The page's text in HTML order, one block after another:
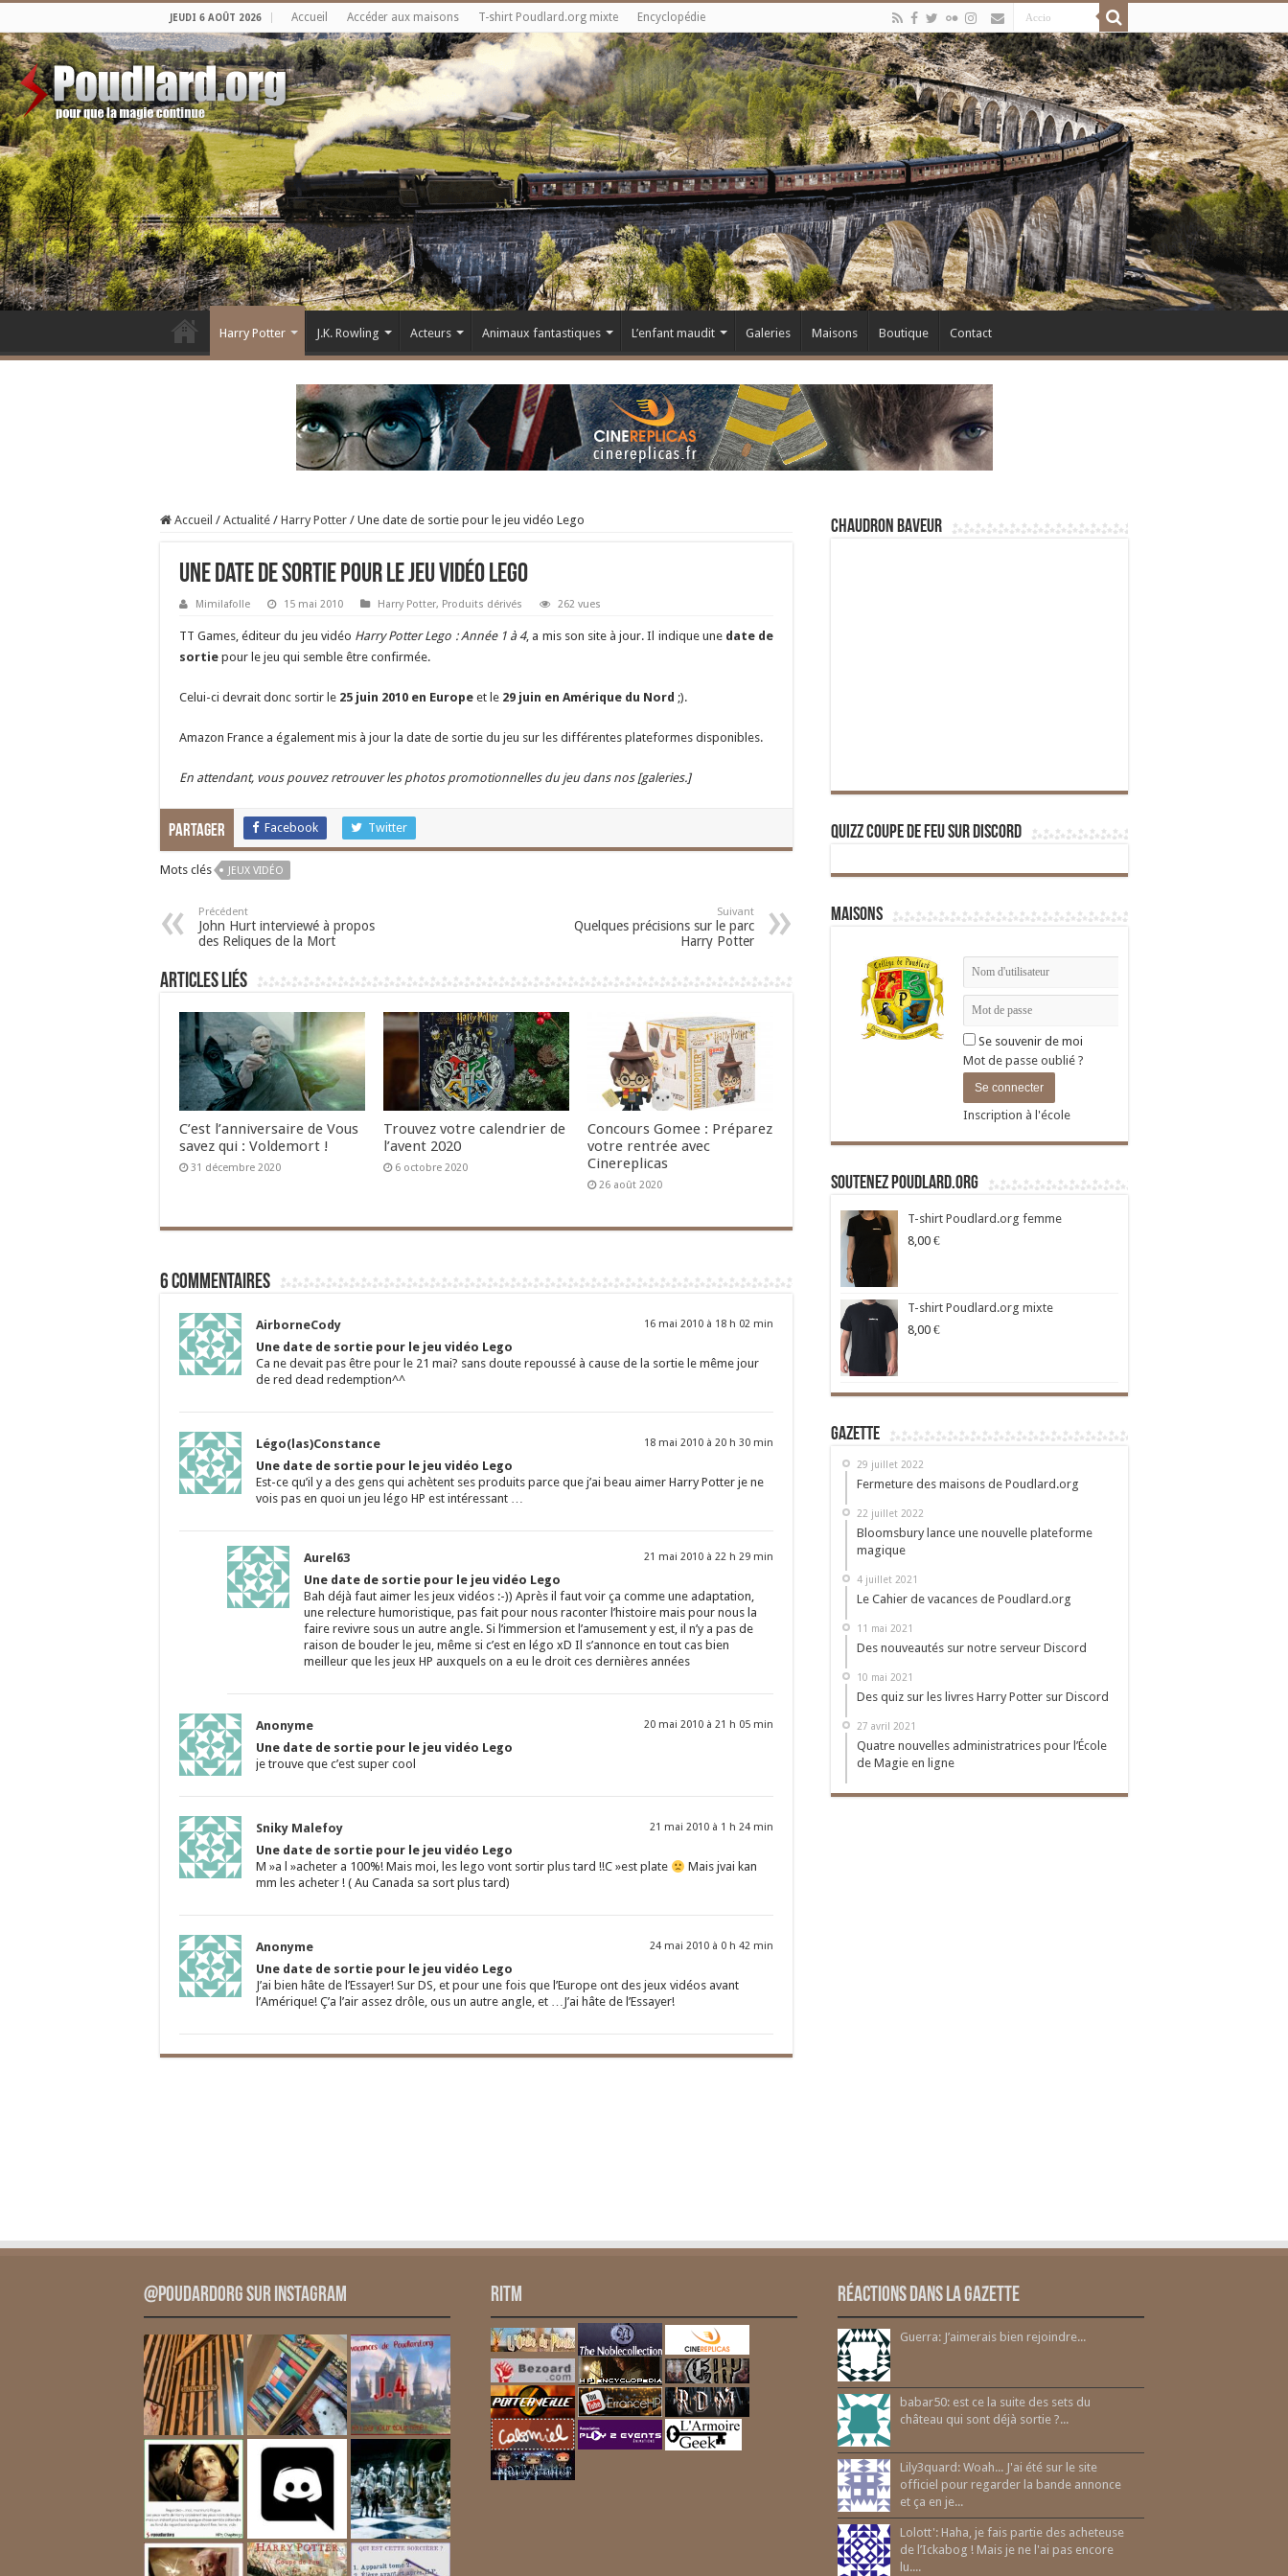
JEUDI 6 AOÛT 2026 Accueil Accéder aux maisons T-shirt Poudlard.org mixte Encyclopédie
Harry Potter J.K. Rowling Acteurs Animaux fantastiques L’enfant maudit Galeries Maisons Boutique Contact
Accueil / Actualité / Harry Potter / Une date de sortie pour le jeu vidéo Lego
Une date de sortie pour le jeu vidéo Lego
Mimilafolle 15 mai 2010 Harry Potter, Produits dérivés 262 vues
TT Games, éditeur du jeu vidéo Harry Potter Lego : Année 1 à 4, a mis son site à jour. Il indique une date de
sortie pour le jeu qui semble être confirmée.
Celui-ci devrait donc sortir le 25 juin 2010 en Europe et le 29 juin en Amérique du Nord ;).
Amazon France a également mis à jour la date de sortie du jeu sur les différentes plateformes disponibles.
En attendant, vous pouvez retrouver les photos promotionnelles du jeu dans nos [galeries.]
Partager Facebook Twitter
Mots clés JEUX VIDÉO
Précédent
John Hurt interviewé à propos
des Reliques de la Mort
Suivant
Quelques précisions sur le parc
Harry Potter
Articles liés
C’est l’anniversaire de Vous
savez qui : Voldemort !
31 décembre 2020
Trouvez votre calendrier de
l’avent 2020
6 octobre 2020
Concours Gomee : Préparez
votre rentrée avec
Cinereplicas
26 août 2020
6 commentaires
AirborneCody 16 mai 2010 à 18 h 02 min
Une date de sortie pour le jeu vidéo Lego
Ca ne devait pas être pour le 21 mai? sans doute repoussé à cause de la sortie le même jour
de red dead redemption^^
Légo(las)Constance 18 mai 2010 à 20 h 30 min
Une date de sortie pour le jeu vidéo Lego
Est-ce qu’il y a des gens qui achètent ses produits parce que j’ai beau aimer Harry Potter je ne
vois pas en quoi un jeu légo HP est intéressant …
Aurel63 21 mai 2010 à 22 h 29 min
Une date de sortie pour le jeu vidéo Lego
Bah déjà faut aimer les jeux vidéos :-)) Après il faut voir ça comme une adaptation,
une relecture humoristique, pas fait pour nous raconter l’histoire mais pour nous la
faire revivre sous un autre angle. Si l’immersion et l’amusement y est, il n’y a pas de
raison de bouder le jeu, même si c’est en légo xD Il s’annonce en tout cas bien
meilleur que les jeux HP auxquels on a eu le droit ces dernières années
Anonyme 20 mai 2010 à 21 h 05 min
Une date de sortie pour le jeu vidéo Lego
je trouve que c’est super cool
Sniky Malefoy 21 mai 2010 à 1 h 24 min
Une date de sortie pour le jeu vidéo Lego
M »a l »acheter a 100%! Mais moi, les lego vont sortir plus tard !!C »est plate
Mais jvai kan
mm les acheter ! ( Au Canada sa sort plus tard)
Anonyme 24 mai 2010 à 0 h 42 min
Une date de sortie pour le jeu vidéo Lego
J’ai bien hâte de l’Essayer! Sur DS, et pour une fois que l’Europe ont des jeux vidéos avant
l’Amérique! Ç’a l’air assez drôle, ous un autre angle, et …J’ai hâte de l’Essayer!
Chaudron Baveur
Quizz Coupe de Feu sur Discord
Maisons
Se souvenir de moi
Mot de passe oublié ?
Inscription à l'école
Soutenez Poudlard.org
T-shirt Poudlard.org femme
8,00 €
T-shirt Poudlard.org mixte
8,00 €
Gazette
29 juillet 2022
Fermeture des maisons de Poudlard.org
22 juillet 2022
Bloomsbury lance une nouvelle plateforme
magique
4 juillet 2021
Le Cahier de vacances de Poudlard.org
11 mai 2021
Des nouveautés sur notre serveur Discord
10 mai 2021
Des quiz sur les livres Harry Potter sur Discord
27 avril 2021
Quatre nouvelles administratrices pour l’École
de Magie en ligne
@PoudardOrg sur Instagram RITM Réactions dans la gazette
Guerra: J’aimerais bien rejoindre...
babar50: est ce la suite des sets du
château qui sont déjà sortie ?...
Lily3quard: Woah... J'ai été sur le site
officiel pour regarder la bande annonce
et ça en je...
Lolott': Haha, je fais partie des acheteuse
de l’Ickabog ! Mais je ne l'ai pas encore
lu....